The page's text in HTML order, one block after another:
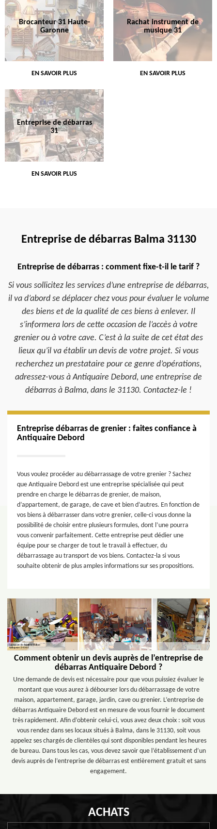
Brocanteur 31 Haute-
Garonne
EN SAVOIR PLUS
Rachat instrument de
musique 31
EN SAVOIR PLUS
Entreprise de débarras
31
EN SAVOIR PLUS
Entreprise de débarras Balma 31130
Entreprise de débarras : comment fixe-t-il le tarif ?
Si vous sollicitez les services d’une entreprise de débarras,
il va d’abord se déplacer chez vous pour évaluer le volume
des biens et de la qualité de ces biens à enlever. Il
s’informera lors de cette occasion de l’accès à votre
grenier ou à votre cave. C’est à la suite de cet état des
lieux qu’il va établir un devis de votre projet. Si vous
recherchez un prestataire pour ce genre d’opérations,
adressez-vous à Antiquaire Debord, une entreprise de
débarras à Balma, dans le 31130. Contactez-le !
Entreprise débarras de grenier : faites confiance à
Antiquaire Debord
Vous voulez procéder au débarrassage de votre grenier ? Sachez
que Antiquaire Debord est une entreprise spécialisée qui peut
prendre en charge le débarras de grenier, de maison,
d’appartement, de garage, de cave et bien d’autres. En fonction de
vos biens à débarrasser dans votre grenier, celle-ci vous donne la
possibilité de choisir entre plusieurs formules, dont l’une pourra
vous convenir parfaitement. Cette entreprise peut dédier une
équipe pour se charger de tout le travail à effectuer, du
débarrassage au transport de vos biens. Contactez-la si vous
souhaite obtenir de plus amples informations sur ses propositions.
Comment obtenir un devis auprès de l’entreprise de
débarras Antiquaire Debord ?
Une demande de devis est nécessaire pour que vous puissiez évaluer le
montant que vous aurez à débourser lors du débarrassage de votre
maison, appartement, garage, jardin, cave ou grenier. L’entreprise de
débarras Antiquaire Debord est en mesure de vous fournir le document
très rapidement. Afin d’obtenir celui-ci, vous avez deux choix : soit vous
vous rendez dans ses locaux situés à Balma, dans le 31130, soit vous
appelez ses chargés de clientèles qui sont disponibles pendant les heures
de bureau. Dans tous les cas, vous devez savoir que l’établissement d’un
devis auprès de l’entreprise de débarras est entièrement gratuit et sans
engagement.
ACHATS